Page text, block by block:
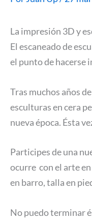
La impresión 3D y
El escaneado de
el punto de hacerse
Tras muchos años
esculturas en cera
nueva época. Ésta
Participes de una
ocurre con el arte
en barro, talla en
No puedo terminar